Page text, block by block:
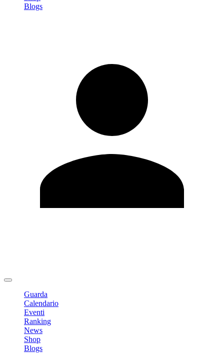
Blogs
Guarda
Calendario
Eventi
Ranking
News
Shop
Blogs